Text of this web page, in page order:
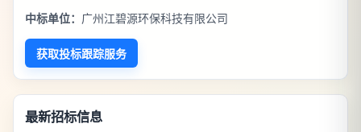
中标单位： 广州江碧源环保科技有限公司
获取投标跟踪服务
最新招标信息